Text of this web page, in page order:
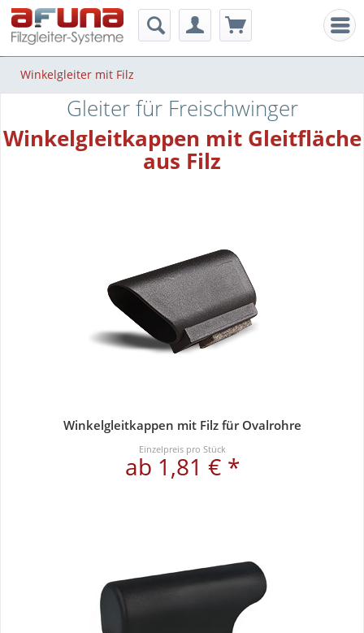
Winkelgleiter mit Filz
Gleiter für Freischwinger
Winkelgleitkappen mit Gleitfläche
aus Filz
Winkelgleitkappen mit Filz für Ovalrohre
Einzelpreis pro Stück
ab 1,81 € *